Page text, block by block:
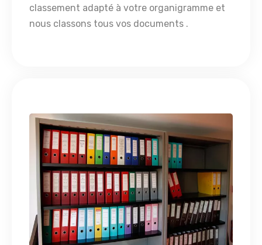
classement adapté à votre organigramme et
nous classons tous vos documents .